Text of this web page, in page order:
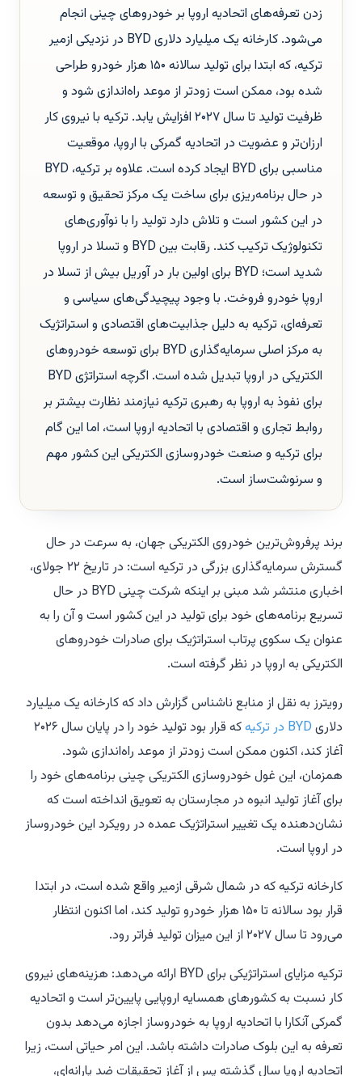
زدن تعرفه‌های اتحادیه اروپا بر خودروهای چینی انجام
می‌شود. کارخانه یک میلیارد دلاری BYD در نزدیکی ازمیر
ترکیه، که ابتدا برای تولید سالانه ۱۵۰ هزار خودرو طراحی
شده بود، ممکن است زودتر از موعد راه‌اندازی شود و
ظرفیت تولید تا سال ۲۰۲۷ افزایش یابد. ترکیه با نیروی کار
ارزان‌تر و عضویت در اتحادیه گمرکی با اروپا، موقعیت
مناسبی برای BYD ایجاد کرده است. علاوه بر ترکیه، BYD
در حال برنامه‌ریزی برای ساخت یک مرکز تحقیق و توسعه
در این کشور است و تلاش دارد تولید را با نوآوری‌های
تکنولوژیک ترکیب کند. رقابت بین BYD و تسلا در اروپا
شدید است؛ BYD برای اولین بار در آوریل بیش از تسلا در
اروپا خودرو فروخت. با وجود پیچیدگی‌های سیاسی و
تعرفه‌ای، ترکیه به دلیل جذابیت‌های اقتصادی و استراتژیک
به مرکز اصلی سرمایه‌گذاری BYD برای توسعه خودروهای
الکتریکی در اروپا تبدیل شده است. اگرچه استراتژی BYD
برای نفوذ به اروپا به رهبری ترکیه نیازمند نظارت بیشتر بر
روابط تجاری و اقتصادی با اتحادیه اروپا است، اما این گام
برای ترکیه و صنعت خودروسازی الکتریکی این کشور مهم
و سرنوشت‌ساز است.
برند پرفروش‌ترین خودروی الکتریکی جهان، به سرعت در حال
گسترش سرمایه‌گذاری بزرگی در ترکیه است: در تاریخ ۲۲ جولای،
اخباری منتشر شد مبنی بر اینکه شرکت چینی BYD در حال
تسریع برنامه‌های خود برای تولید در این کشور است و آن را به
عنوان یک سکوی پرتاب استراتژیک برای صادرات خودروهای
الکتریکی به اروپا در نظر گرفته است.
رویترز به نقل از منابع ناشناس گزارش داد که کارخانه یک میلیارد
دلاری BYD در ترکیه
که قرار بود تولید خود را در پایان سال ۲۰۲۶
آغاز کند، اکنون ممکن است زودتر از موعد راه‌اندازی شود.
همزمان، این غول خودروسازی الکتریکی چینی برنامه‌های خود را
برای آغاز تولید انبوه در مجارستان به تعویق انداخته است که
نشان‌دهنده یک تغییر استراتژیک عمده در رویکرد این خودروساز
در اروپا است.
کارخانه ترکیه که در شمال شرقی ازمیر واقع شده است، در ابتدا
قرار بود سالانه تا ۱۵۰ هزار خودرو تولید کند، اما اکنون انتظار
می‌رود تا سال ۲۰۲۷ از این میزان تولید فراتر رود.
ترکیه مزایای استراتژیکی برای BYD ارائه می‌دهد: هزینه‌های نیروی
کار نسبت به کشورهای همسایه اروپایی پایین‌تر است و اتحادیه
گمرکی آنکارا با اتحادیه اروپا به خودروساز اجازه می‌دهد بدون
تعرفه به این بلوک صادرات داشته باشد. این امر حیاتی است، زیرا
اتحادیه اروپا سال گذشته پس از آغاز تحقیقات ضد یارانه‌ای،